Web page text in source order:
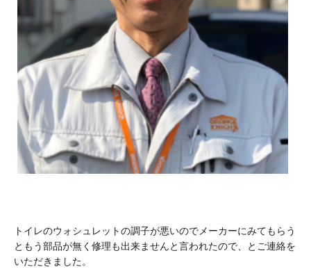
トイレのウォシュレットの調子が悪いのでメーカーにみてもらう
ともう部品が無く修理も出来ませんと言われたので、とご連絡を
いただきました。